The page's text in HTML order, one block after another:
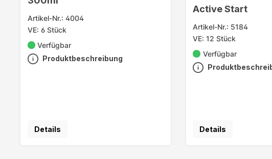
Artikel-Nr.: 4004
VE: 6 Stück
Verfügbar
Produktbeschreibung
Details
Active Start
Artikel-Nr.: 5184
VE: 12 Stück
Verfügbar
Details